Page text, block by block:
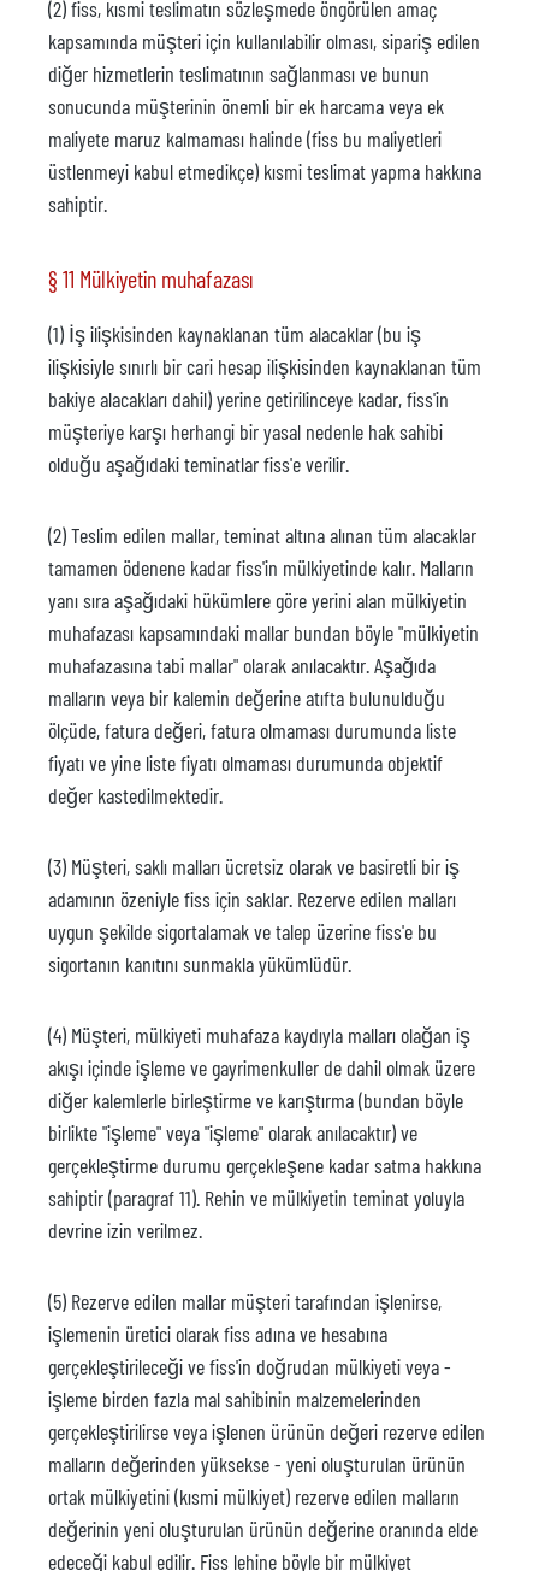
(2) fiss, kısmi teslimatın sözleşmede öngörülen amaç
kapsamında müşteri için kullanılabilir olması, sipariş edilen
diğer hizmetlerin teslimatının sağlanması ve bunun
sonucunda müşterinin önemli bir ek harcama veya ek
maliyete maruz kalmaması halinde (fiss bu maliyetleri
üstlenmeyi kabul etmedikçe) kısmi teslimat yapma hakkına
sahiptir.
§ 11 Mülkiyetin muhafazası
(1) İş ilişkisinden kaynaklanan tüm alacaklar (bu iş
ilişkisiyle sınırlı bir cari hesap ilişkisinden kaynaklanan tüm
bakiye alacakları dahil) yerine getirilinceye kadar, fiss'in
müşteriye karşı herhangi bir yasal nedenle hak sahibi
olduğu aşağıdaki teminatlar fiss'e verilir.
(2) Teslim edilen mallar, teminat altına alınan tüm alacaklar
tamamen ödenene kadar fiss'in mülkiyetinde kalır. Malların
yanı sıra aşağıdaki hükümlere göre yerini alan mülkiyetin
muhafazası kapsamındaki mallar bundan böyle "mülkiyetin
muhafazasına tabi mallar" olarak anılacaktır. Aşağıda
malların veya bir kalemin değerine atıfta bulunulduğu
ölçüde, fatura değeri, fatura olmaması durumunda liste
fiyatı ve yine liste fiyatı olmaması durumunda objektif
değer kastedilmektedir.
(3) Müşteri, saklı malları ücretsiz olarak ve basiretli bir iş
adamının özeniyle fiss için saklar. Rezerve edilen malları
uygun şekilde sigortalamak ve talep üzerine fiss'e bu
sigortanın kanıtını sunmakla yükümlüdür.
(4) Müşteri, mülkiyeti muhafaza kaydıyla malları olağan iş
akışı içinde işleme ve gayrimenkuller de dahil olmak üzere
diğer kalemlerle birleştirme ve karıştırma (bundan böyle
birlikte "işleme" veya "işleme" olarak anılacaktır) ve
gerçekleştirme durumu gerçekleşene kadar satma hakkına
sahiptir (paragraf 11). Rehin ve mülkiyetin teminat yoluyla
devrine izin verilmez.
(5) Rezerve edilen mallar müşteri tarafından işlenirse,
işlemenin üretici olarak fiss adına ve hesabına
gerçekleştirileceği ve fiss'in doğrudan mülkiyeti veya -
işleme birden fazla mal sahibinin malzemelerinden
gerçekleştirilirse veya işlenen ürünün değeri rezerve edilen
malların değerinden yüksekse - yeni oluşturulan ürünün
ortak mülkiyetini (kısmi mülkiyet) rezerve edilen malların
değerinin yeni oluşturulan ürünün değerine oranında elde
edeceği kabul edilir. Fiss lehine böyle bir mülkiyet